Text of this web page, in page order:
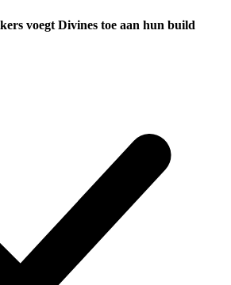
voegt Divines toe aan hun build